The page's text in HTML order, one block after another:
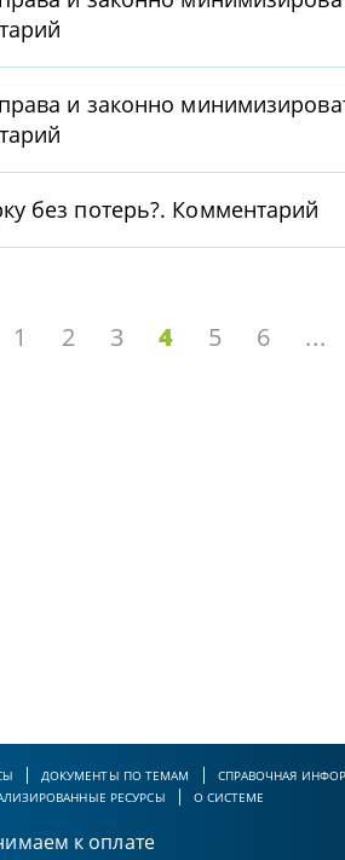
и законно
без потерь?. Комментарий
1 2 3 4 5 6 ...
ДОКУМЕНТЫ ПО ТЕМАМ
СПРАВОЧНАЯ
РЕСУРСЫ
О СИСТЕМЕ
к оплате